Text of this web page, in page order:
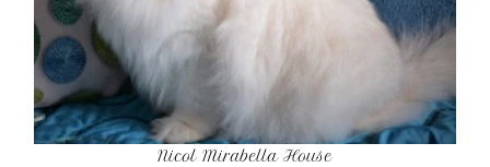
Nicol Mirabella House